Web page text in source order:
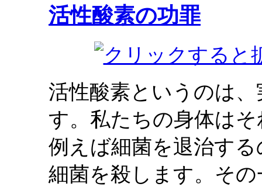
活性酸素の功罪
活性酸素というのは
す。私たちの身体は
例えば細菌を退治す
細菌を殺します。そ